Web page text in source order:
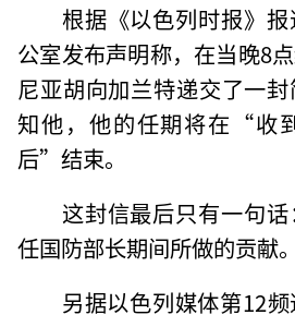
根据《以色列时报》
公室发布声明称，在当晚8
尼亚胡向加兰特递交了一
知他，他的任期将在“收
后”结束。
这封信最后只有一句
任国防部长期间所做的贡献
另据以色列媒体第12